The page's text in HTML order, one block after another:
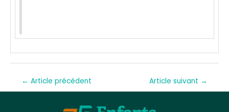
← Article précédent Article suivant →